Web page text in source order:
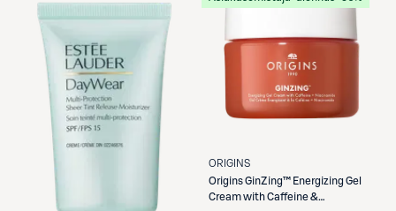
ORIGINS
OriginsGinZing™ Energizing Gel
Cream with Caffeine &